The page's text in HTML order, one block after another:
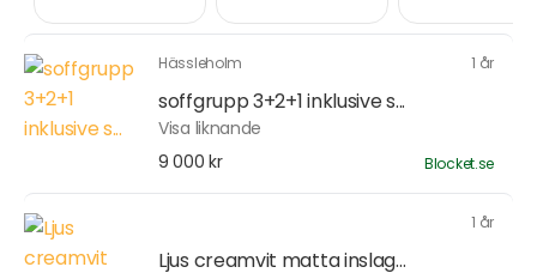
Hässleholm 1 år
soffgrupp 3+2+1 inklusive s...
Visa liknande
9 000 kr
Blocket.se
1 år
Ljus creamvit matta inslag...